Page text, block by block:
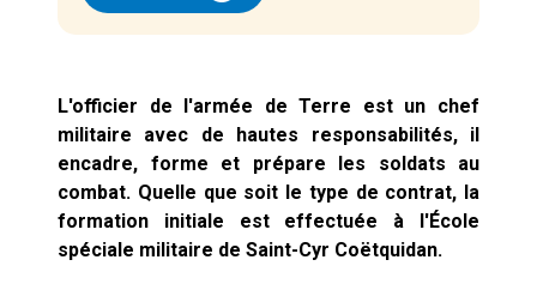
L'officier de l'armée de Terre est un chef
militaire avec de hautes responsabilités, il
encadre, forme et prépare les soldats au
combat. Quelle que soit le type de contrat, la
formation initiale est effectuée à l'École
spéciale militaire de Saint-Cyr Coëtquidan.